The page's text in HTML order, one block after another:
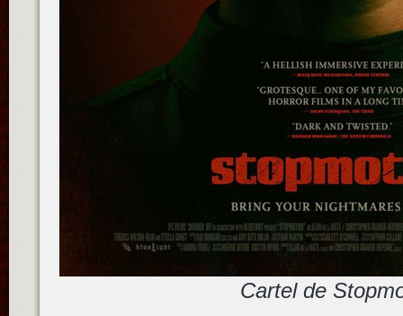
Cartel de